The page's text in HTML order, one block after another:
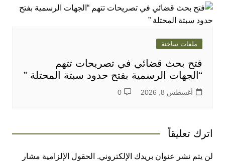
ملفات ساخنة
فتح بحث قضائي في تصريحات تتهم
“الجهات الرسمية بفتح حدود سبتة المحتلة ”
أغسطس 8, 2026 0
اترك تعليقاً
لن يتم نشر عنوان بريدك الإلكتروني. الحقول الإلزامية مشار